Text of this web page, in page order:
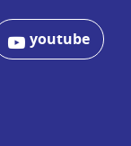
youtube